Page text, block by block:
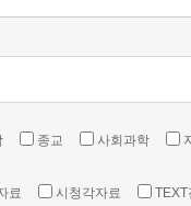
종교 사회과학
료 시청각자료
TEXT